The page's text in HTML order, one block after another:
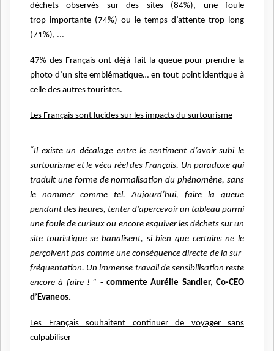
déchets observés sur des sites (84%), une foule
trop importante (74%) ou le temps d’attente trop long
(71%), ...
47% des Français ont déjà fait la queue pour prendre la
photo d’un siteemblématique… en tout point identique à
celle des autres touristes.
Les Français sont lucides sur les impacts du surtourisme
“Il existe un décalage entre le sentiment d’avoir subi le
surtourisme et le vécu réel des Français. Un paradoxe qui
traduit une forme de normalisation du phénomène, sans
le nommer comme tel. Aujourd’hui, faire la queue
pendant des heures, tenter d'apercevoir un tableau parmi
une foule de curieux ou encore esquiver les déchets sur un
site touristique se banalisent, si bien que certains ne le
perçoivent pas comme une conséquence directe de la sur-
fréquentation. Un immense travail de sensibilisation reste
encore à faire ! ” - commenteAurélie Sandler, Co-CEO
d’Evaneos.
Les Français souhaitent continuer de voyager sans
culpabiliser